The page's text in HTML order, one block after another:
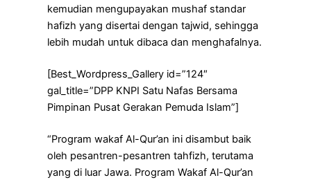
kemudian mengupayakan mushaf standar
hafizh yang disertai dengan tajwid, sehingga
lebih mudah untuk dibaca dan menghafalnya.
[Best_Wordpress_Gallery id=”124″
gal_title=”DPP KNPI Satu Nafas Bersama
Pimpinan Pusat Gerakan Pemuda Islam”]
“Program wakaf Al-Qur’an ini disambut baik
oleh pesantren-pesantren tahfizh, terutama
yang di luar Jawa. Program Wakaf Al-Qur’an